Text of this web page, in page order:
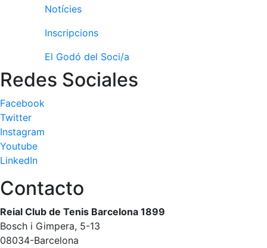
Notícies
Inscripcions
El Godó del Soci/a
Redes Sociales
Facebook
Twitter
Instagram
Youtube
LinkedIn
Contacto
Reial Club de Tenis Barcelona 1899
Bosch i Gimpera, 5-13
08034-Barcelona